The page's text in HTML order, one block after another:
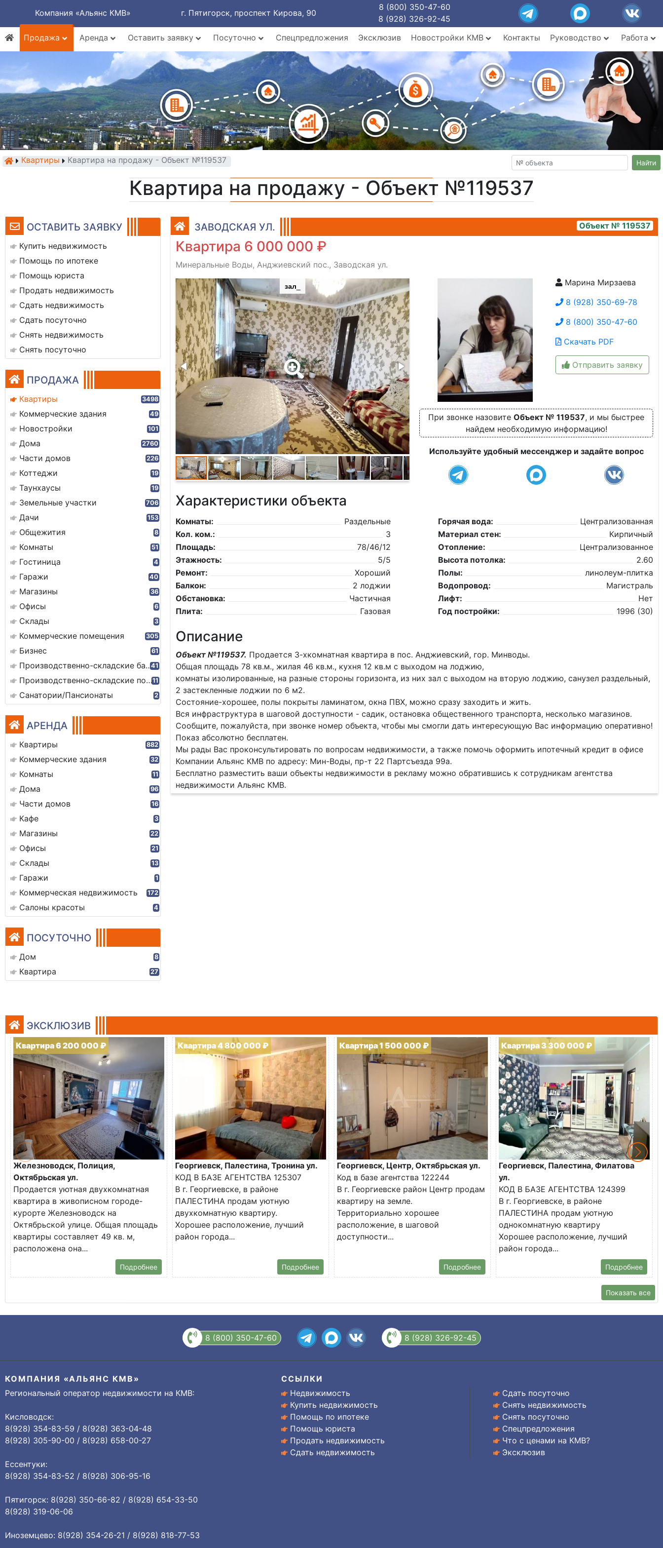
Компания «Альянс КМВ» г. Пятигорск, проспект Кирова, 90
8 (800) 350-47-60
8 (928) 326-92-45
Продажа
Аренда Оставить заявку Посуточно Спецпредложения Эксклюзив Новостройки КМВ Контакты Руководство Работа
Квартиры Квартира на продажу - Объект №119537 Найти
Квартира на продажу - Объект №119537
ОСТАВИТЬ ЗАЯВКУ
Купить недвижимость
Помощь по ипотеке
Помощь юриста
Продать недвижимость
Сдать недвижимость
Сдать посуточно
Снять недвижимость
Снять посуточно
ПРОДАЖА
Квартиры 3498
Коммерческие здания 49
Новостройки 101
Дома 2760
Части домов 226
Коттеджи 19
Таунхаусы 19
Земельные участки 706
Дачи 153
Общежития 8
Комнаты 51
Гостиница 4
Гаражи 40
Магазины 36
Офисы 6
Склады 3
Коммерческие помещения 305
Бизнес 61
Производственно-складские базы41
Производственно-складские помещения11
Санатории/Пансионаты 2
АРЕНДА
Квартиры 882
Коммерческие здания 32
Комнаты 11
Дома 96
Части домов 16
Кафе 3
Магазины 22
Офисы 21
Склады 13
Гаражи 1
Коммерческая недвижимость 172
Салоны красоты 4
ПОСУТОЧНО
Дом 8
Квартира 27
ЗАВОДСКАЯ УЛ. Объект № 119537
Квартира 6 000 000 ₽
Минеральные Воды, Анджиевский пос., Заводская ул.
зал_
Марина Мирзаева
8 (928) 350-69-78
8 (800) 350-47-60
Скачать PDF
Отправить заявку
При звонке назовите Объект № 119537, и мы быстрее
найдем необходимую информацию!
Используйте удобный мессенджер и задайте вопрос
Характеристики объекта
Комнаты:
Раздельные
Кол. ком.:
3
Площадь:
78/46/12
Этажность:
5/5
Ремонт:
Хороший
Балкон:
2 лоджии
Обстановка:
Частичная
Плита:
Газовая
Горячая вода:
Централизованная
Материал стен:
Кирпичный
Отопление:
Централизованное
Высота потолка:
2.60
Полы:
линолеум-плитка
Водопровод:
Магистраль
Лифт:
Нет
Год постройки:
1996 (30)
Описание
Объект №119537. Продается 3-хкомнатная квартира в пос. Анджиевский, гор. Минводы.
Общая площадь 78 кв.м., жилая 46 кв.м., кухня 12 кв.м с выходом на лоджию,
комнаты изолированные, на разные стороны горизонта, из них зал с выходом на вторую лоджию, санузел раздельный,
2 застекленные лоджии по 6 м2.
Состояние-хорошее, полы покрыты ламинатом, окна ПВХ, можно сразу заходить и жить.
Вся инфраструктура в шаговой доступности - садик, остановка общественного транспорта, несколько магазинов.
Сообщите, пожалуйста, при звонке номер объекта, чтобы мы смогли дать интересующую Вас информацию оперативно!
Показ абсолютно бесплатен.
Мы рады Вас проконсультировать по вопросам недвижимости, а также помочь оформить ипотечный кредит в офисе
Компании Альянс КМВ по адресу: Мин-Воды, пр-т 22 Партсъезда 99а.
Бесплатно разместить ваши объекты недвижимости в рекламу можно обратившись к сотрудникам агентства
недвижимости Альянс КМВ.
ЭКСКЛЮЗИВ
Квартира 6 200 000 ₽
Железноводск, Полиция,
Октябрьская ул.
Продается уютная двухкомнатная
квартира в живописном городе-
курорте Железноводск на
Октябрьской улице. Общая площадь
квартиры составляет 49 кв. м,
расположена она...
Подробнее
Квартира 4 800 000 ₽
Георгиевск, Палестина, Тронина ул.
КОД В БАЗЕ АГЕНТСТВА 125307
В г. Георгиевске, в районе
ПАЛЕСТИНА продам уютную
двухкомнатную квартиру.
Хорошее расположение, лучший
район города...
Подробнее
Квартира 1 500 000 ₽
Георгиевск, Центр, Октябрьская ул.
Код в базе агентства 122244
В г. Георгиевске район Центр продам
квартиру на земле.
Территориально хорошее
расположение, в шаговой
доступности...
Подробнее
Квартира 3 300 000 ₽
Георгиевск, Палестина, Филатова
ул.
КОД В БАЗЕ АГЕНТСТВА 124399
В г. Георгиевске, в районе
ПАЛЕСТИНА продам уютную
однокомнатную квартиру
Хорошее расположение, лучший
район города...
Подробнее
Показать все
8 (800) 350-47-60 8 (928) 326-92-45
КОМПАНИЯ «АЛЬЯНС КМВ»
Региональный оператор недвижимости на КМВ:
Кисловодск:
8(928) 354-83-59 / 8(928) 363-04-48
8(928) 305-90-00 / 8(928) 658-00-27
Ессентуки:
8(928) 354-83-52 / 8(928) 306-95-16
Пятигорск: 8(928) 350-66-82 / 8(928) 654-33-50
8(928) 319-06-06
Иноземцево: 8(928) 354-26-21 / 8(928) 818-77-53
ССЫЛКИ
Недвижимость
Купить недвижимость
Помощь по ипотеке
Помощь юриста
Продать недвижимость
Сдать недвижимость
Сдать посуточно
Снять недвижимость
Снять посуточно
Спецпредложения
Что с ценами на КМВ?
Эксклюзив